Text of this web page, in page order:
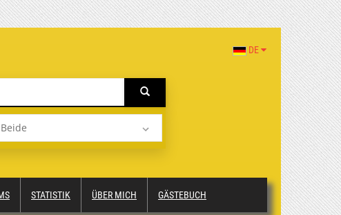
DE
Beide
STATISTIK ÜBER MICH GÄSTEBUCH